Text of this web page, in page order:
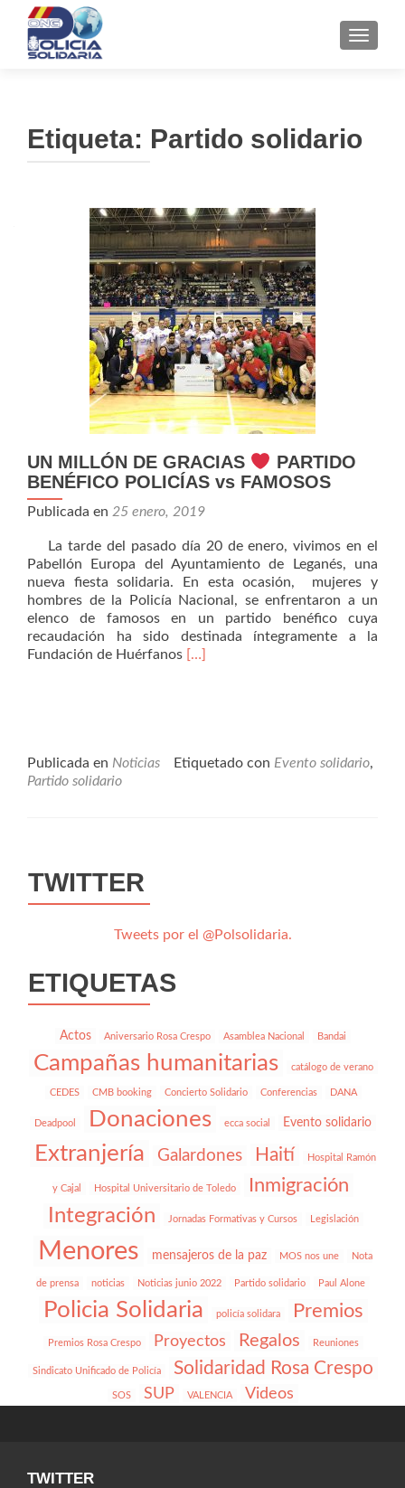
Etiqueta: Partido solidario
UN MILLÓN DE GRACIAS
PARTIDO
BENÉFICO POLICÍAS vs FAMOSOS
Publicada en 25 enero, 2019
La tarde del pasado día 20 de enero, vivimos en el
Pabellón Europa del Ayuntamiento de Leganés, una
nueva fiesta solidaria. En esta ocasión, mujeres y
hombres de la Policía Nacional, se enfrentaron a un
elenco de famosos en un partido benéfico cuya
recaudación ha sido destinada íntegramente a la
Fundación de Huérfanos Leer
PARTIDO
[…]
Publicada en Noticias Etiquetado con Evento solidario,
Partido solidario
TWITTER
Tweets por el @Polsolidaria.
ETIQUETAS
Actos Aniversario Rosa Crespo Asamblea Nacional Bandai
Campañas humanitarias catálogo de verano
CEDES CMB booking Concierto Solidario Conferencias DANA
Deadpool Donaciones ecca social Evento solidario
Extranjería Galardones Haití Hospital Ramón
y Cajal Hospital Universitario de Toledo Inmigración
Integración Jornadas Formativas y Cursos Legislación
Menores mensajeros de la paz MOS nos une Nota
de prensa noticias Noticias junio 2022 Partido solidario Paul Alone
Policia Solidaria policía solidara Premios
Premios Rosa Crespo Proyectos Regalos Reuniones
Sindicato Unificado de Policía Solidaridad Rosa Crespo
SOS SUP VALENCIA Videos
TWITTER